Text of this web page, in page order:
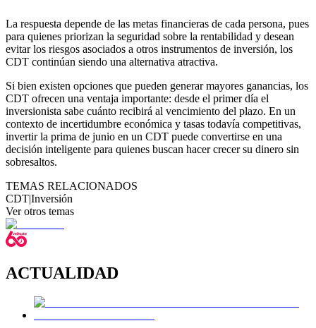
La respuesta depende de las metas financieras de cada persona, pues
para quienes priorizan la seguridad sobre la rentabilidad y desean
evitar los riesgos asociados a otros instrumentos de inversión, los
CDT continúan siendo una alternativa atractiva.
Si bien existen opciones que pueden generar mayores ganancias, los
CDT ofrecen una ventaja importante: desde el primer día el
inversionista sabe cuánto recibirá al vencimiento del plazo. En un
contexto de incertidumbre económica y tasas todavía competitivas,
invertir la prima de junio en un CDT puede convertirse en una
decisión inteligente para quienes buscan hacer crecer su dinero sin
sobresaltos.
TEMAS RELACIONADOS
CDT|Inversión
Ver otros temas
ACTUALIDAD